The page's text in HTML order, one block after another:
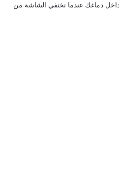
داخل دماغك عندما تختفي الشاشة من